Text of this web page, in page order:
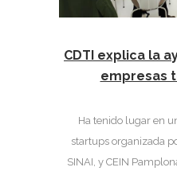
CDTI explica la
empresas
Ha tenido lugar en
startups organizada
SINAI, y CEIN Pamplona, 20 de marzo de 2025-